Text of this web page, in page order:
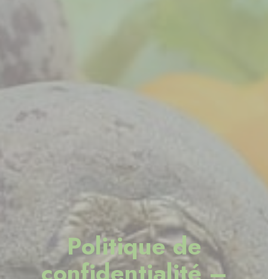
Politique de